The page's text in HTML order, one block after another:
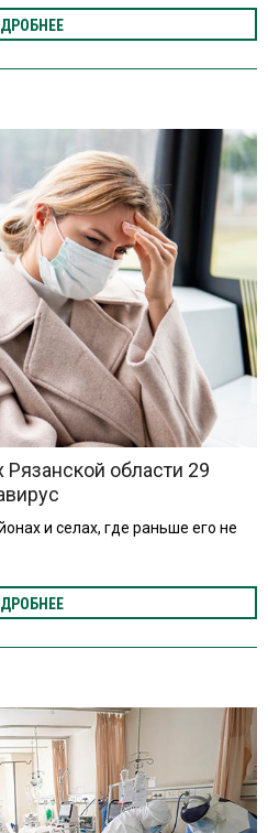
Рязанской области 29
и селах, где раньше его не